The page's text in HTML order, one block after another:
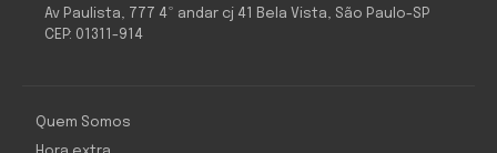
Av Paulista, 777 4º andar cj 41 Bela Vista, São Paulo-SP
CEP: 01311-914
Quem Somos